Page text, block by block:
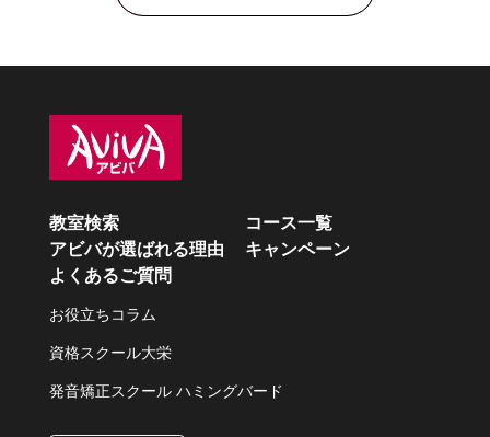
教室検索
コース一覧
アビバが選ばれる理由
キャンペーン
よくあるご質問
お役立ちコラム
資格スクール大栄
発音矯正スクール ハミングバード